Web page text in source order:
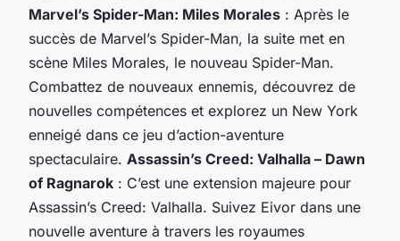
Marvel’s Spider-Man: Miles Morales : Après le
succès de Marvel’s Spider-Man, la suite met en
scène Miles Morales, le nouveau Spider-Man.
Combattez de nouveaux ennemis, découvrez de
nouvelles compétences et explorez un New York
enneigé dans ce jeu d’action-aventure
spectaculaire. Assassin’s Creed: Valhalla – Dawn
of Ragnarok : C’est une extension majeure pour
Assassin’s Creed: Valhalla. Suivez Eivor dans une
nouvelle aventure à travers les royaumes